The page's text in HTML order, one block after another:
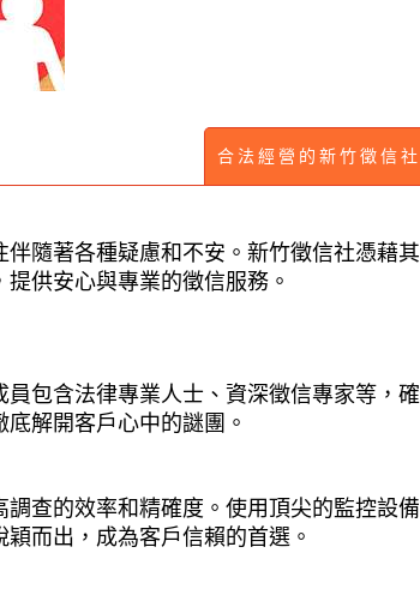
合法經營的新竹徵信社
隨著各種疑慮和不安。新竹徵信社憑藉
供安心與專業的徵信服務。
包含法律專業人士、資深徵信專家等，
解開客戶心中的謎團。
查的效率和精確度。使用頂尖的監控設
而出，成為客戶信賴的首選。